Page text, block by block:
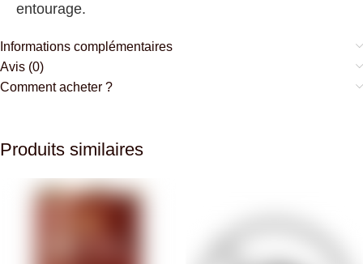
entourage.
Informations complémentaires
Avis (0)
Comment acheter ?
Produits similaires